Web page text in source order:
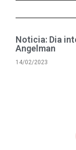
Noticia: Dia
Angelman
14/02/2023